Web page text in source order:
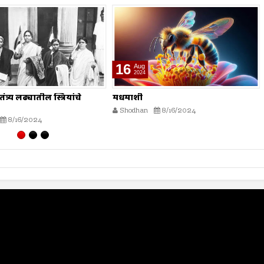
16 Aug
2024
शाश्वत जल व्यवस्थापन
Shodhan 8/16/2024